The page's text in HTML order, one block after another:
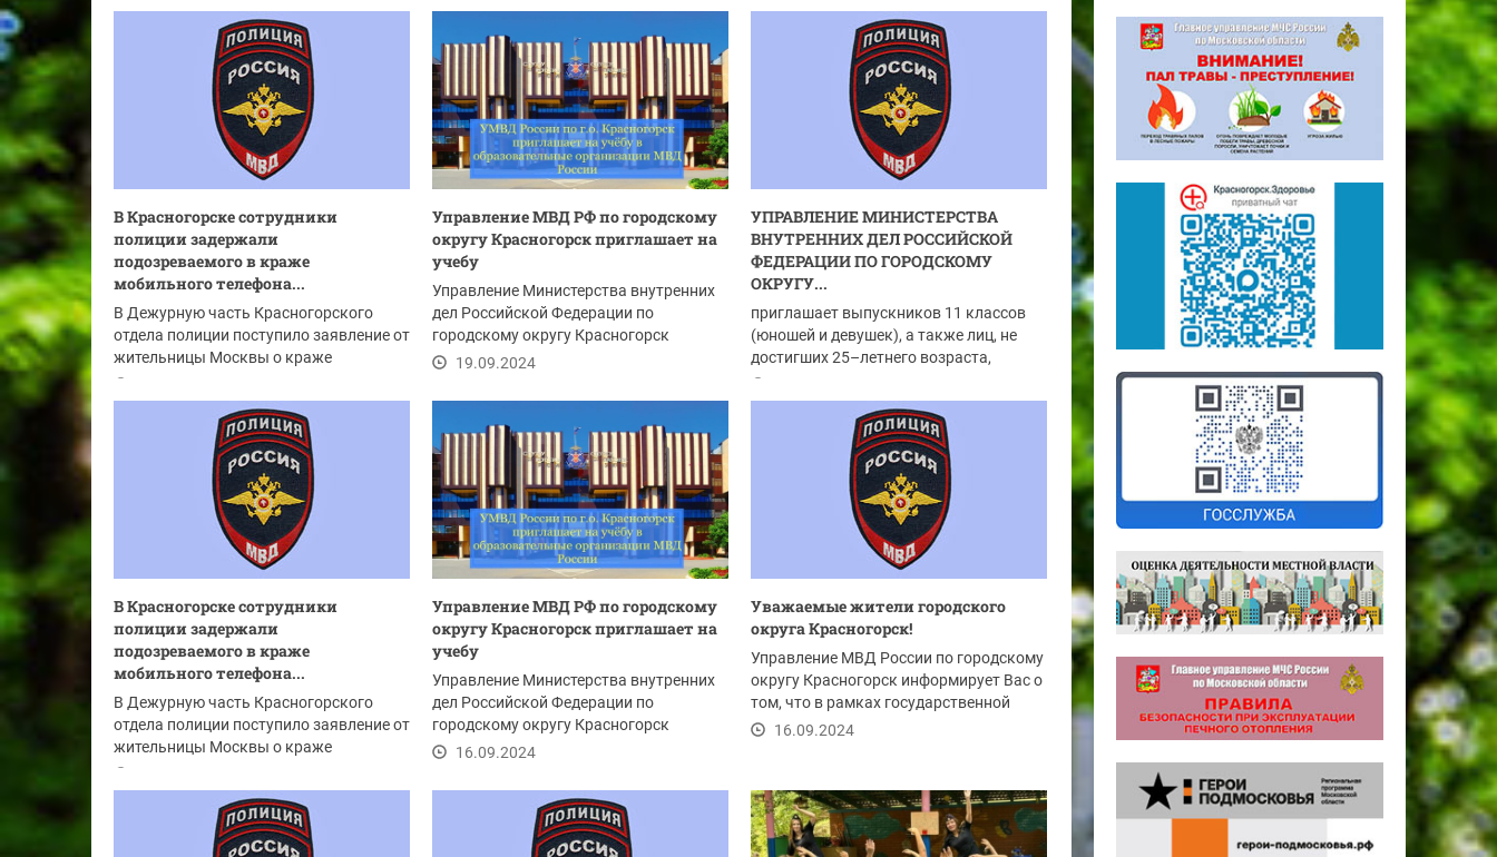
В Красногорске сотрудники
полиции задержали
подозреваемого в краже
мобильного телефона...
В Дежурную часть Красногорского
отдела полиции поступило заявление от
жительницы Москвы о краже
мобильного телефона....
Управление МВД РФ по городскому
округу Красногорск приглашает на
учебу
Управление Министерства внутренних
дел Российской Федерации по
городскому округу Красногорск
приглашает выпускников...
19.09.2024
УПРАВЛЕНИЕ МИНИСТЕРСТВА
ВНУТРЕННИХ ДЕЛ РОССИЙСКОЙ
ФЕДЕРАЦИИ ПО ГОРОДСКОМУ
ОКРУГУ...
приглашает выпускников 11 классов
(юношей и девушек), а также лиц, не
достигших 25–летнего возраста,
имеющих...
В Красногорске сотрудники
полиции задержали
подозреваемого в краже
мобильного телефона...
В Дежурную часть Красногорского
отдела полиции поступило заявление от
жительницы Москвы о краже
мобильного телефона....
Управление МВД РФ по городскому
округу Красногорск приглашает на
учебу
Управление Министерства внутренних
дел Российской Федерации по
городскому округу Красногорск
приглашает выпускников...
16.09.2024
Уважаемые жители городского
округа Красногорск!
Управление МВД России по городскому
округу Красногорск информирует Вас о
том, что в рамках государственной
программы...
16.09.2024